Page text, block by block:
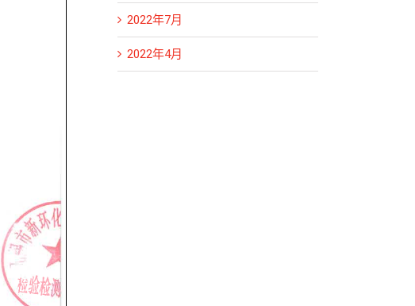
2022年7月
2022年4月